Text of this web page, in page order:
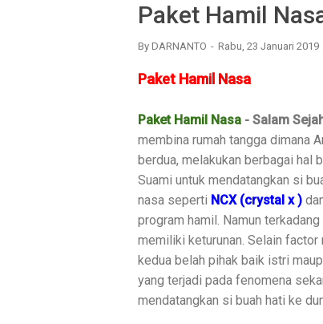
Paket Hamil
By DARNANTO Rabu, 23 Januari 2019
Paket Hamil Nasa
Paket Hamil Nasa - Salam
membina rumah tangga dimana
berdua, melakukan berbagai hal
Suami untuk mendatangkan si
nasa seperti NCX (crystal x )
program hamil. Namun
memiliki keturunan. Selain
kedua belah pihak baik istri
yang terjadi pada fenomena
mendatangkan si buah hati ke